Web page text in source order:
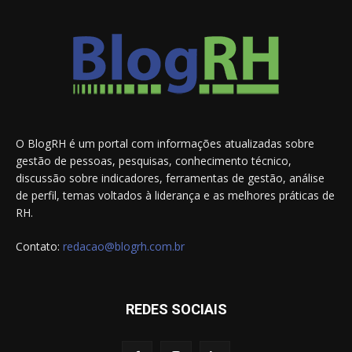
O BlogRH é um portal com informações atualizadas sobre
gestão de pessoas, pesquisas, conhecimento técnico,
discussão sobre indicadores, ferramentas de gestão, análise
de perfil, temas voltados à liderança e as melhores práticas de
RH.
Contato: redacao@blogrh.com.br
REDES SOCIAIS